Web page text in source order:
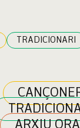
TRADICIONARI
ARXIU